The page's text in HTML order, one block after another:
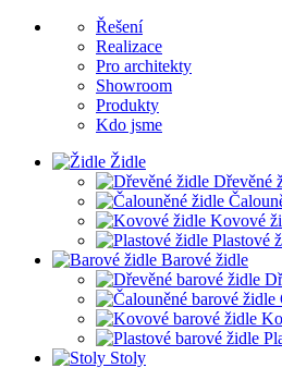
Řešení
Realizace
Pro architekty
Showroom
Produkty
Kdo jsme
Židle
Dřevěné
Kovové
Plastové
Barové židle
Stoly